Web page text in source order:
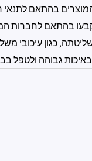
בהתאם לתנאי
בהתאם לחברות
כגון עיכובי
גבוהה ולטפל